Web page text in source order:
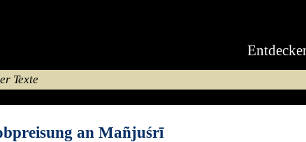
Texte
an Mañjuśrī